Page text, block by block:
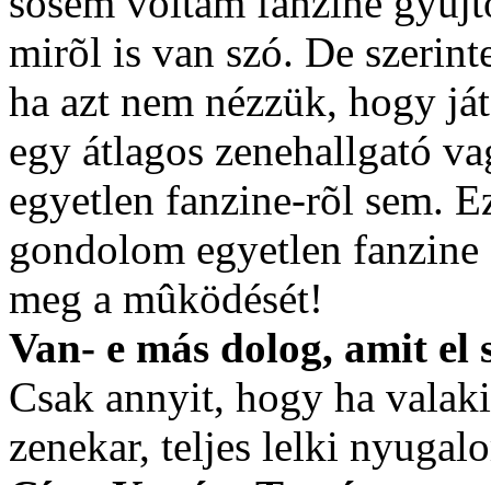
mirõl is van szó. De
ha azt nem nézzük, hogy
egy átlagos zenehallgató
egyetlen fanzine-rõl sem.
gondolom egyetlen fanzine
meg a mûködését!
Van- e más dolog, amit el
Csak annyit, hogy ha
zenekar, teljes lelki